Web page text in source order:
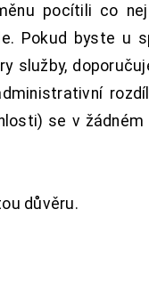
pocítili co
Pokud byste u
služby,
se v
důvěru.